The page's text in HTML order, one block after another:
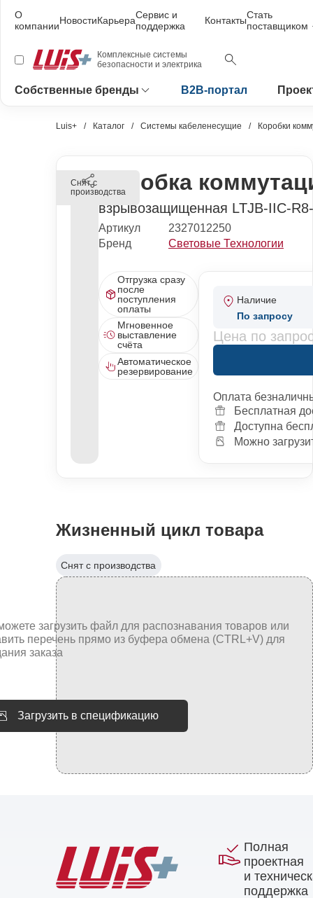
О
компанииНовостиКарьераСервис и
поддержка
КонтактыСтать
поставщиком
Комплексные системы
безопасности и электрика
Собственные бренды B2B-портал
Luis+ Каталог Системы кабеленесущие Коробки
Снят с
производстваКоробка
взрывозащищенная LTJB-IIC-
Артикул
2327012250
Бренд
Световые Технологии
Отгрузка сразу
после
поступления
оплаты
Мгновенное
выставление
счёта
Автоматическое
резервирование
Наличие
По запросу
Цена по
Оплата
Бесплатная
Доступна
Можно
Жизненный цикл товара
Снят с производства
Загрузить в спецификацию
Полная
проектная
и
поддержка